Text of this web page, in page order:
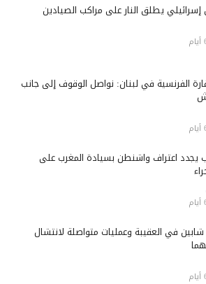
إسرائيلي يطلق النار على مراكب الصيادين
الفرنسية في لبنان: نواصل الوقوف إلى جانب
يجدد اعتراف واشنطن بسيادة المغرب على
في العقيبة وعمليات متواصلة لانتشال